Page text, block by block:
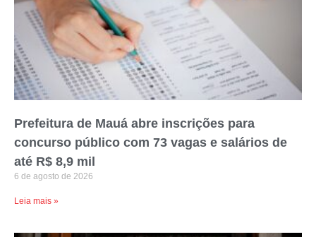
Prefeitura de Mauá abre inscrições para
concurso público com 73 vagas e salários de
até R$ 8,9 mil
6 de agosto de 2026
Leia mais »